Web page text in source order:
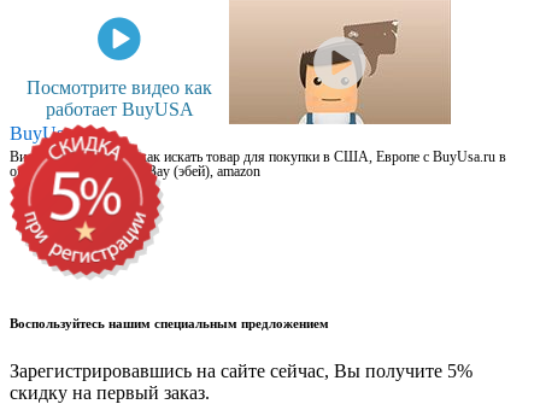
Посмотрите видео как
работает BuyUSA
BuyUsa.ru
Видео для новичков: как искать товар для покупки в США, Европе с BuyUsa.ru в
онлайн магазинах, на eBay (эбей), amazon
Воспользуйтесь нашим специальным предложением
Зарегистрировавшись на сайте сейчас, Вы получите 5%
скидку на первый заказ.